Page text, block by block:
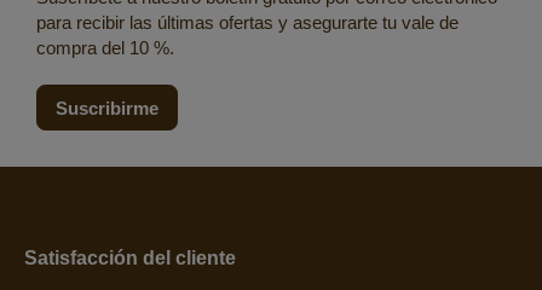
para recibir las últimas ofertas y asegurarte tu vale de
compra del 10 %.
Suscribirme
Satisfacción del cliente